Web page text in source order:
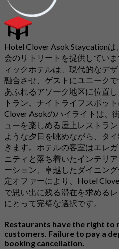
Hotel Clover Asok Staycation
会のリトリートを提供してい
ィックホテルは、現代的なデ
融合させ、ゲストにユニーク
あふれるアソーク地区に位置
トラン、ナイトライフスポッ
Clover Asokのハイライトは、
ューを楽しめる屋上レストラ
ような夕日を眺めながら、タ
きます。ホテルの客室はエレ
ニティと落ち着いたインテリ
ーション、卓越したダイニン
定オファーにより、Hotel
で思い出に残る滞在を求める
にとって完璧な選択です。
Restaurants have the right
customers. Failure to pay a
booking cancellation.